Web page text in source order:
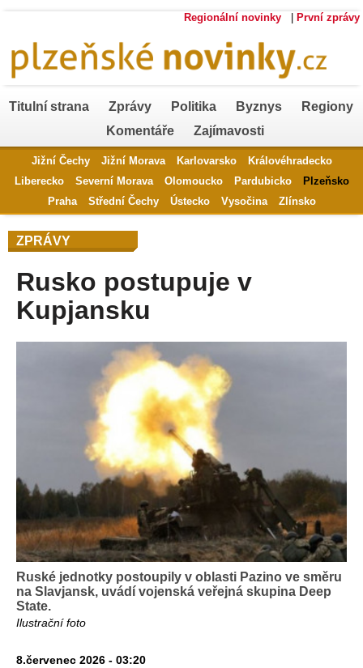
Regionální novinky První zprávy
Titulní strana Zprávy Politika Byznys
Regiony
Komentáře
Zajímavosti
Jižní Čechy Jižní Morava Karlovarsko
Královéhradecko
Liberecko
Severní Morava Olomoucko Pardubicko
Plzeňsko
Praha
Střední Čechy Ústecko Vysočina Zlínsko
ZPRÁVY
Rusko postupuje v
Kupjansku
Ruské jednotky postoupily v oblasti Pazino ve směru
na Slavjansk, uvádí vojenská veřejná skupina Deep
State.
Ilustrační foto
8.červenec 2026 - 03:20